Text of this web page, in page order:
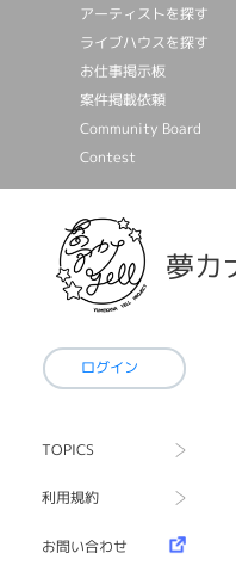
アーティストを探す
ライブハウスを探す
お仕事掲⽰板
案件掲載依頼
Community Board
Contest
夢カ
ログイン
TOPICS
利用規約
お問い合わせ